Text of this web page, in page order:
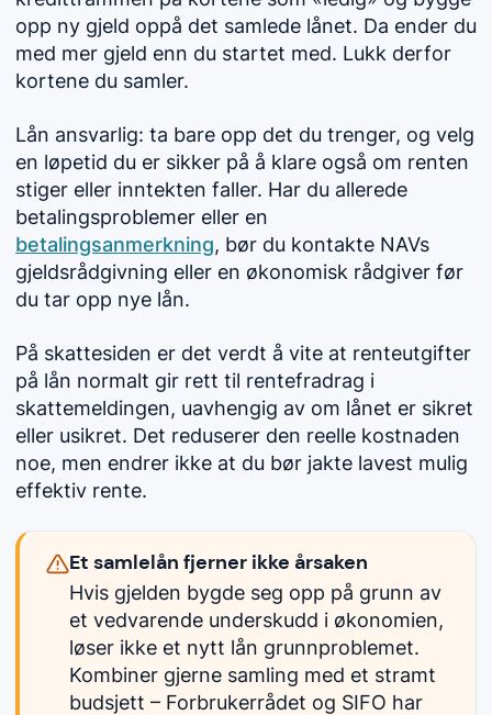
opp ny gjeld oppå det samlede lånet. Da ender du
med mer gjeld enn du startet med. Lukk derfor
kortene du samler.
Lån ansvarlig: ta bare opp det du trenger, og velg
en løpetid du er sikker på å klare også om renten
stiger eller inntekten faller. Har du allerede
betalingsproblemer eller en
betalingsanmerkning, bør du kontakte NAVs
gjeldsrådgivning eller en økonomisk rådgiver før
du tar opp nye lån.
På skattesiden er det verdt å vite at renteutgifter
på lån normalt gir rett til rentefradrag i
skattemeldingen, uavhengig av om lånet er sikret
eller usikret. Det reduserer den reelle kostnaden
noe, men endrer ikke at du bør jakte lavest mulig
effektiv rente.
Et samlelån fjerner ikke årsaken
Hvis gjelden bygde seg opp på grunn av
et vedvarende underskudd i økonomien,
løser ikke et nytt lån grunnproblemet.
Kombiner gjerne samling med et stramt
budsjett – Forbrukerrådet og SIFO har